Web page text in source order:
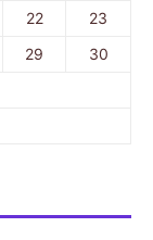
22
23
29
30